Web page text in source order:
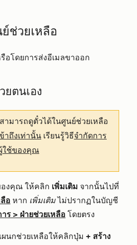
ช่วยเหลือ
อโดยการส่งอีเมลขาออก
ยตนเอง
ามารถดูตั๋วได้ในศูนย์ช่วยเหลือ
าถึงเท่านั้น เรียนรู้วิธีจำกัดการ
ใช้ของคุณ
งคุณ ให้คลิก เพิ่มเติม จากนั้นไปที่
อ หาก เพิ่มเติมไม่ปรากฏในบัญชี
ร > ฝ่ายช่วยเหลือ โดยตรง
นกช่วยเหลือให้คลิกปุ่ม + สร้าง